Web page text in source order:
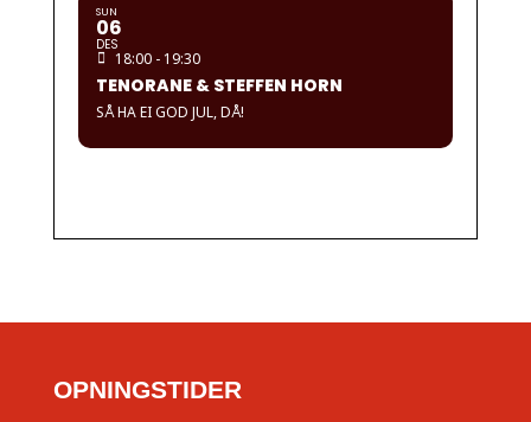
SUN
06
DES
18:00 - 19:30
TENORANE & STEFFEN HORN
SÅ HA EI GOD JUL, DÅ!
OPNINGSTIDER